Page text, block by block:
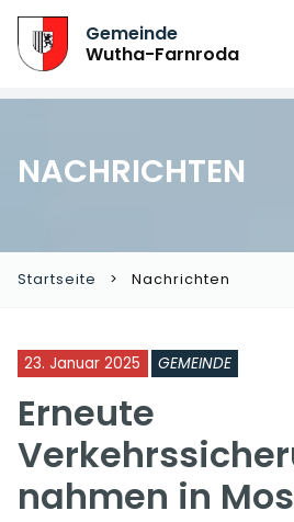
Gemeinde
Wutha-Farnroda
NACHRICHTEN
Startseite Nachrichten
23. Januar 2025 GEMEINDE
Erneute
nahmen in